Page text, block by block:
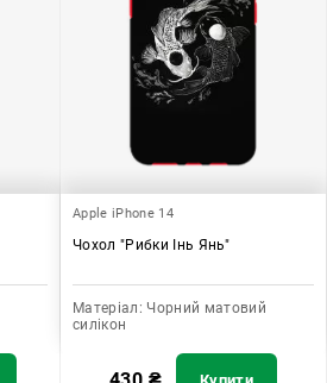
Apple iPhone 14
Чохол "Рибки Інь Янь"
Матеріал: Чорний матовий
силікон